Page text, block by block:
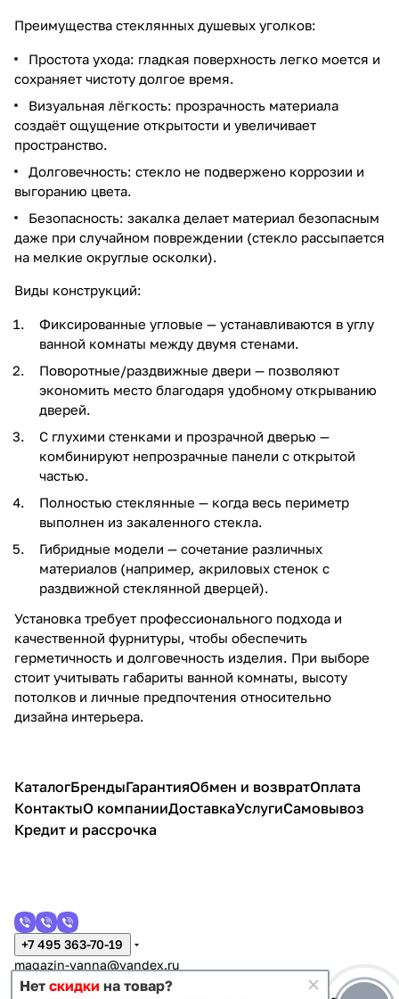
Преимущества стеклянных душевых уголков:
Простота ухода: гладкая поверхность легко моется и
сохраняет чистоту долгое время.
Визуальная лёгкость: прозрачность материала
создаёт ощущение открытости и увеличивает
пространство.
Долговечность: стекло не подвержено коррозии и
выгоранию цвета.
Безопасность: закалка делает материал безопасным
даже при случайном повреждении (стекло рассыпается
на мелкие округлые осколки).
Виды конструкций:
Фиксированные угловые — устанавливаются в углу
ванной комнаты между двумя стенами.
Поворотные/раздвижные двери — позволяют
экономить место благодаря удобному открыванию
дверей.
С глухими стенками и прозрачной дверью —
комбинируют непрозрачные панели с открытой
частью.
Полностью стеклянные — когда весь периметр
выполнен из закаленного стекла.
Гибридные модели — сочетание различных
материалов (например, акриловых стенок с
раздвижной стеклянной дверцей).
Установка требует профессионального подхода и
качественной фурнитуры, чтобы обеспечить
герметичность и долговечность изделия. При выборе
стоит учитывать габариты ванной комнаты, высоту
потолков и личные предпочтения относительно
дизайна интерьера.
КаталогБрендыГарантияОбмен и возвратОплата
КонтактыО компанииДоставкаУслугиСамовывоз
Кредит и рассрочка
+7 495 363-70-19
magazin-vanna@yandex.ru
г. Москва, Митино, улица Пятницкое шоссе 47
Нет скидки на товар?